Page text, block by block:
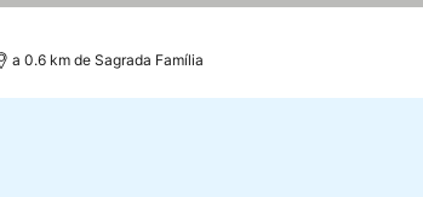
a 0.6 km de Sagrada Família